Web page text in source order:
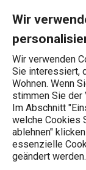
Wir
Wir verwenden
Sie interessiert,
Wohnen. Wenn
stimmen Sie der
Im Abschnitt
welche Cookies
ablehnen"
essenzielle
geändert
Wonach suchen Sie?
Startseite
PRESTO,